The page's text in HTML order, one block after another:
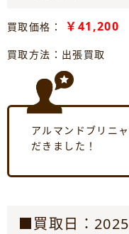
買取価格： ￥41,200
買取方法：出張買取
アルマンドブリニ
だきました！
■買取日：